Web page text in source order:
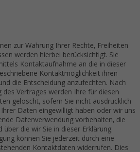
zur Wahrung Ihrer Rechte, Freiheiten
werden hierbei berücksichtigt. Sie
Kontaktaufnahme an die in dieser
Kontaktmöglichkeit ihren
die Entscheidung anzufechten. Nach
des Vertrages werden Ihre für diesen
gelöscht, sofern Sie nicht ausdrücklich
Daten eingewilligt haben oder wir uns
Datenverwendung vorbehalten, die
über die wir Sie in dieser Erklärung
können Sie jederzeit durch eine
Kontaktdaten widerrufen. Dies